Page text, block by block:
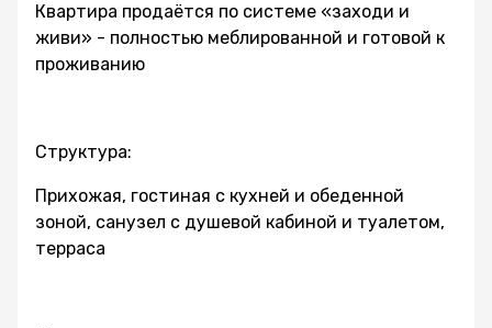
Квартира продаётся по системе «заходи и
живи» - полностью меблированной и готовой к
проживанию
Структура:
Прихожая, гостиная с кухней и обеденной
зоной, санузел с душевой кабиной и туалетом,
терраса